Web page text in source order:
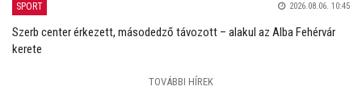
SPORT 2026.08.06. 10:45
Szerb center érkezett, másodedző távozott – alakul az Alba Fehérvár
kerete
TOVÁBBI HÍREK